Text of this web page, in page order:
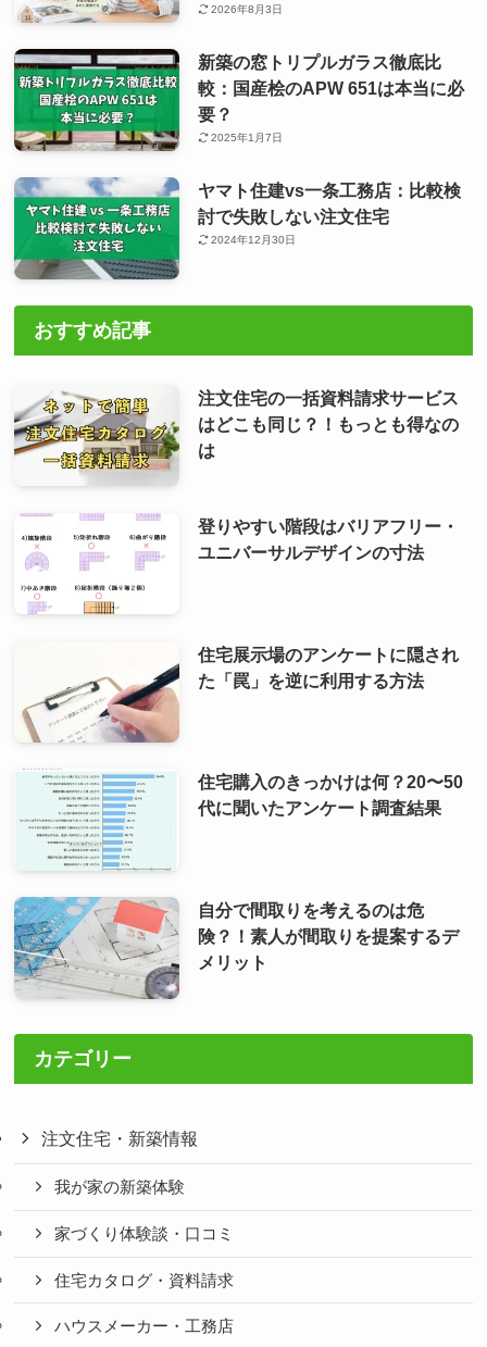
2026年8月3日
新築の窓トリプルガラス徹底比
較：国産桧のAPW 651は本当に必
要？
2025年1月7日
ヤマト住建vs一条工務店：比較検
討で失敗しない注文住宅
2024年12月30日
おすすめ記事
注文住宅の一括資料請求サービス
はどこも同じ？！もっとも得なの
は
登りやすい階段はバリアフリー・
ユニバーサルデザインの寸法
住宅展示場のアンケートに隠され
た「罠」を逆に利用する方法
住宅購入のきっかけは何？20〜50
代に聞いたアンケート調査結果
自分で間取りを考えるのは危
険？！素人が間取りを提案するデ
メリット
カテゴリー
注文住宅・新築情報
我が家の新築体験
家づくり体験談・口コミ
住宅カタログ・資料請求
ハウスメーカー・工務店